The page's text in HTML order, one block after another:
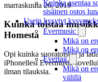
Kuinka asentaa
sisäinen ostos
Usein kysytyt
Evermusic
Mikä on
Mikä on
Evertag
Mikä on
välillä
marraskuuta 26, 2019
Kuinka toistaa
Homesta
Opi kuinka suoratoistaa ja
iPhonellesi Evermusic-
ilman tilauksia.